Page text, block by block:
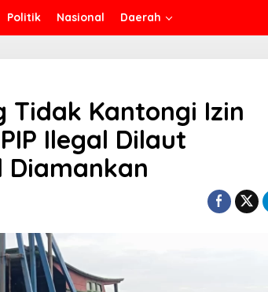
Politik Nasional Daerah
Tidak Kantongi Izin
Ilegal Dilaut
Diamankan